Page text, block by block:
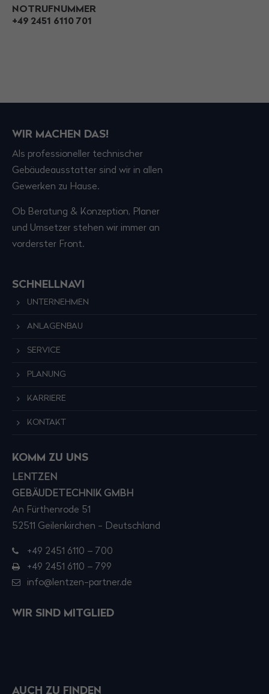
NOTRUFNUMMER
+49 2451 6110 701
WIR MACHEN DAS!
Als professioneller technischer
Gebäudeausstatter sind wir in allen
Gewerken zu Hause.
Ob Beratung & Konzeption, Planer
und Umsetzer stehen wir immer an
vorderster Front.
SCHNELLNAVI
UNTERNEHMEN
ANLAGENBAU
SERVICE
PLANUNG
KARRIERE
KONTAKT
KOMM ZU UNS
LENTZEN
GEBÄUDETECHNIK GMBH
An Fürthenrode 51
52511 Geilenkirchen - Deutschland
+49 2451 6110 – 700
+49 2451 6110 – 799
info@lentzen-partner.de
WIR SIND MITGLIED
AUCH ZU FINDEN